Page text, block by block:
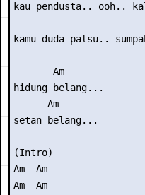
kau pendusta.. ooh..
kamu duda palsu..
       Am
hidung belang...
      Am
setan belang...
(Intro)
Am  Am
Am  Am